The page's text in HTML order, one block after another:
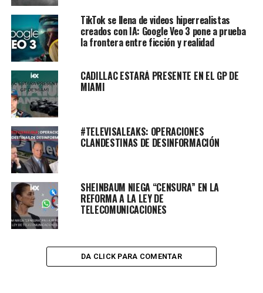
TikTok se llena de videos hiperrealistas
creados con IA: Google Veo 3 pone a prueba
la frontera entre ficción y realidad
CADILLAC ESTARÁ PRESENTE EN EL GP DE
MIAMI
#TELEVISALEAKS: OPERACIONES
CLANDESTINAS DE DESINFORMACIÓN
SHEINBAUM NIEGA “CENSURA” EN LA
REFORMA A LA LEY DE
TELECOMUNICACIONES
DA CLICK PARA COMENTAR